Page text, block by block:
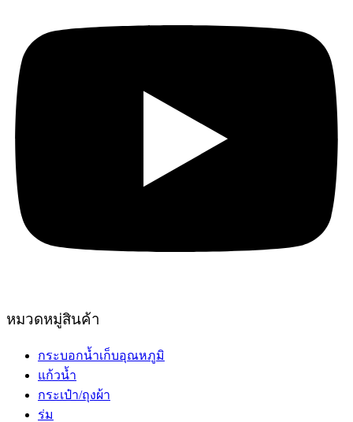
หมวดหมู่สินค้า
กระบอกน้ำเก็บอุณหภูมิ
แก้วน้ำ
กระเป๋า/ถุงผ้า
ร่ม